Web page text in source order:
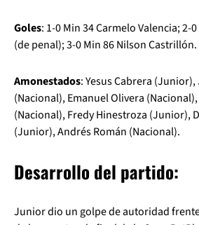
Goles: 1-0 Min 34 Carmelo Valencia; 2-
(de penal); 3-0 Min 86 Nilson Castrillón.
Amonestados: Yesus Cabrera
(Nacional), Emanuel Olivera
(Nacional), Fredy Hinestroza (Junior),
(Junior), Andrés Román (Nacional).
Desarrollo del partido:
Junior dio un golpe de autoridad